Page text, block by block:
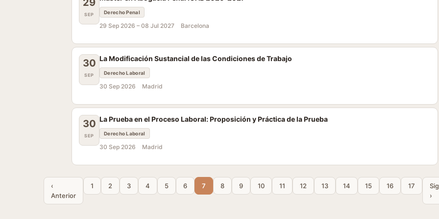
29
SEP Derecho Penal
29 Sep 2026 – 08 Jul 2027 Barcelona
30
SEP
La Modificación Sustancial de las Condiciones de Trabajo
Derecho Laboral
30 Sep 2026 Madrid
30
SEP
La Prueba en el Proceso Laboral: Proposición y Práctica de la Prueba
Derecho Laboral
30 Sep 2026 Madrid
‹
Anterior
1 2 3 4 5 6 7 8 9 10 11 12 13 14 15 16 17
›